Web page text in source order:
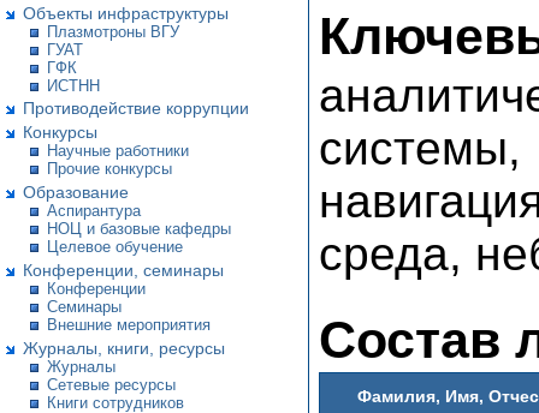
Объекты инфраструктуры
Плазмотроны ВГУ
ГУАТ
ГФК
ИСТНН
Противодействие коррупции
Конкурсы
Научные работники
Прочие конкурсы
Образование
Аспирантура
НОЦ и базовые кафедры
Целевое обучение
Конференции, семинары
Конференции
Семинары
Внешние мероприятия
Журналы, книги, ресурсы
Журналы
Сетевые ресурсы
Книги сотрудников
системы,
среда,
Состав
Фамилия, Имя,